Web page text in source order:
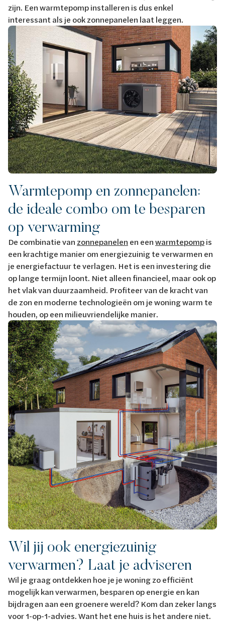
zijn. Een warmtepomp installeren is dus enkel
interessant als je ook zonnepanelen laat leggen.
Warmtepomp en zonnepanelen:
de ideale combo om te besparen
op verwarming
De combinatie van zonnepanelen en eenwarmtepompis
een krachtige manier om energiezuinig te verwarmen en
je energiefactuur te verlagen. Het is een investering die
op lange termijn loont. Niet alleen financieel, maar ook op
het vlak van duurzaamheid. Profiteer van de kracht van
de zon en moderne technologieën om je woning warm te
houden, op een milieuvriendelijke manier.
Wil jij ook energiezuinig
verwarmen? Laat je adviseren
Wil je graag ontdekken hoe je je woning zo efficiënt
mogelijk kan verwarmen, besparen op energie en kan
bijdragen aan een groenere wereld? Kom dan zeker langs
voor 1-op-1-advies. Want het ene huis is het andere niet.